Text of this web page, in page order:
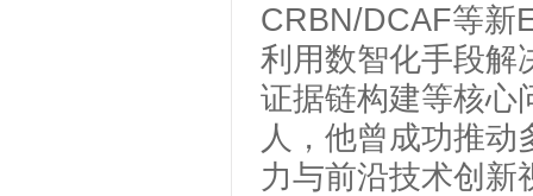
CRBN/DCAF等新
利用数智化手段解
证据链构建等核心
人，他曾成功推
力与前沿技术创新